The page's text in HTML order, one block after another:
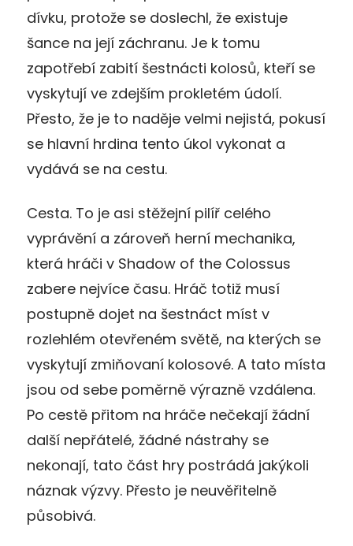
dívku, protože se doslechl, že existuje
šance na její záchranu. Je k tomu
zapotřebí zabití šestnácti kolosů, kteří se
vyskytují ve zdejším prokletém údolí.
Přesto, že je to naděje velmi nejistá, pokusí
se hlavní hrdina tento úkol vykonat a
vydává se na cestu.
Cesta. To je asi stěžejní pilíř celého
vyprávění a zároveň herní mechanika,
která hráči v Shadow of the Colossus
zabere nejvíce času. Hráč totiž musí
postupně dojet na šestnáct míst v
rozlehlém otevřeném světě, na kterých se
vyskytují zmiňovaní kolosové. A tato místa
jsou od sebe poměrně výrazně vzdálena.
Po cestě přitom na hráče nečekají žádní
další nepřátelé, žádné nástrahy se
nekonají, tato část hry postrádá jakýkoli
náznak výzvy. Přesto je neuvěřitelně
působivá.